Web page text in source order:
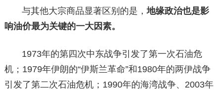
与其他大宗商品显著区别的是，地缘政治也是影
响油价最为关键的一大因素。
1973年的第四次中东战争引发了第一次石油危
机；1979年伊朗的“伊斯兰革命”和1980年的两伊战争
引发了第二次石油危机；1990年的海湾战争、2003年